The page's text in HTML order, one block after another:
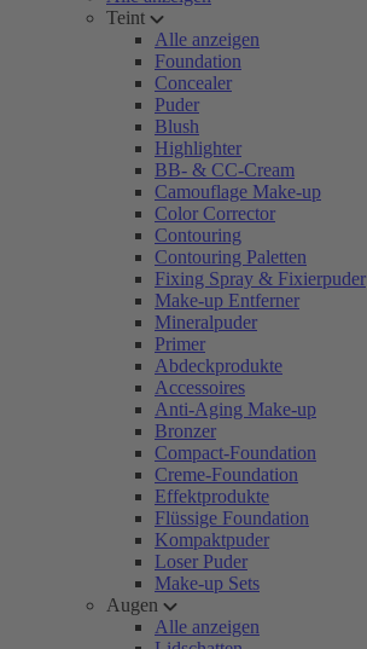
Teint
Alle anzeigen
Foundation
Concealer
Puder
Blush
Highlighter
BB- & CC-Cream
Camouflage Make-up
Color Corrector
Contouring
Contouring Paletten
Fixing Spray & Fixierpuder
Make-up Entferner
Mineralpuder
Primer
Abdeckprodukte
Accessoires
Anti-Aging Make-up
Bronzer
Compact-Foundation
Creme-Foundation
Effektprodukte
Flüssige Foundation
Kompaktpuder
Loser Puder
Make-up Sets
Augen
Alle anzeigen